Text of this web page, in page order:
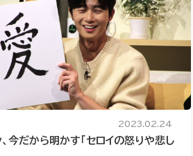
2023.02.24
、今だから明かす「セロイの怒りや悲し